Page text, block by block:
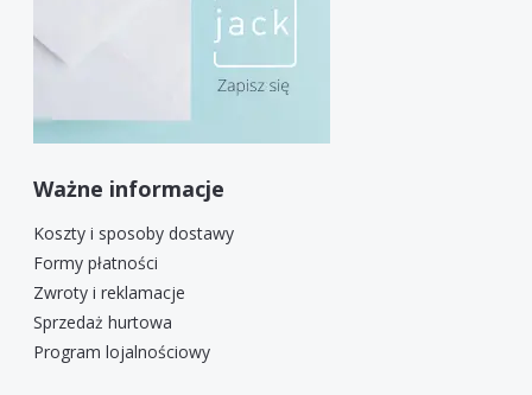
Ważne informacje
Koszty i sposoby dostawy
Formy płatności
Zwroty i reklamacje
Sprzedaż hurtowa
Program lojalnościowy